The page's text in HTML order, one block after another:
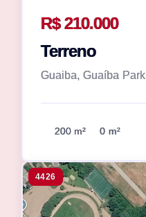
R$ 210.000
Terreno
Guaiba, Guaíba Park
200 m² 0 m²
4426